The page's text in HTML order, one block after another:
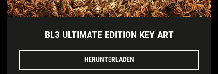
BL3 ULTIMATE EDITION KEY ART
HERUNTERLADEN